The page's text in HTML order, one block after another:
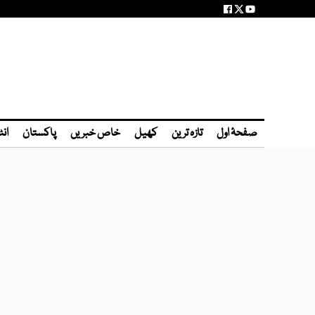
صفحۂ اول تازہ ترین کھیل خاص خبریں پاکستان